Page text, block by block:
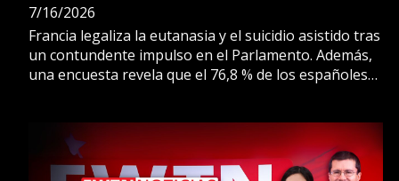
7/16/2026
Francia legaliza la eutanasia y el suicidio asistido tras
un contundente impulso en el Parlamento. Además,
una encuesta revela que el 76,8 % de los españoles